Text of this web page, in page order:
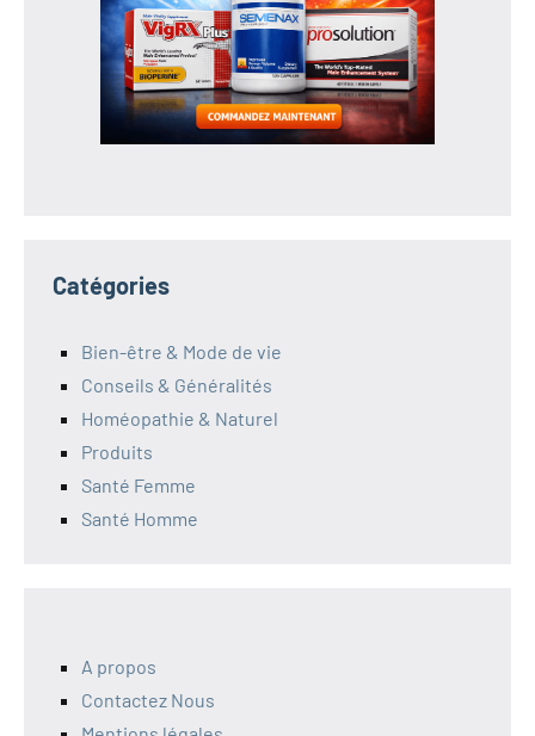
Catégories
Bien-être & Mode de vie
Conseils & Généralités
Homéopathie & Naturel
Produits
Santé Femme
Santé Homme
A propos
Contactez Nous